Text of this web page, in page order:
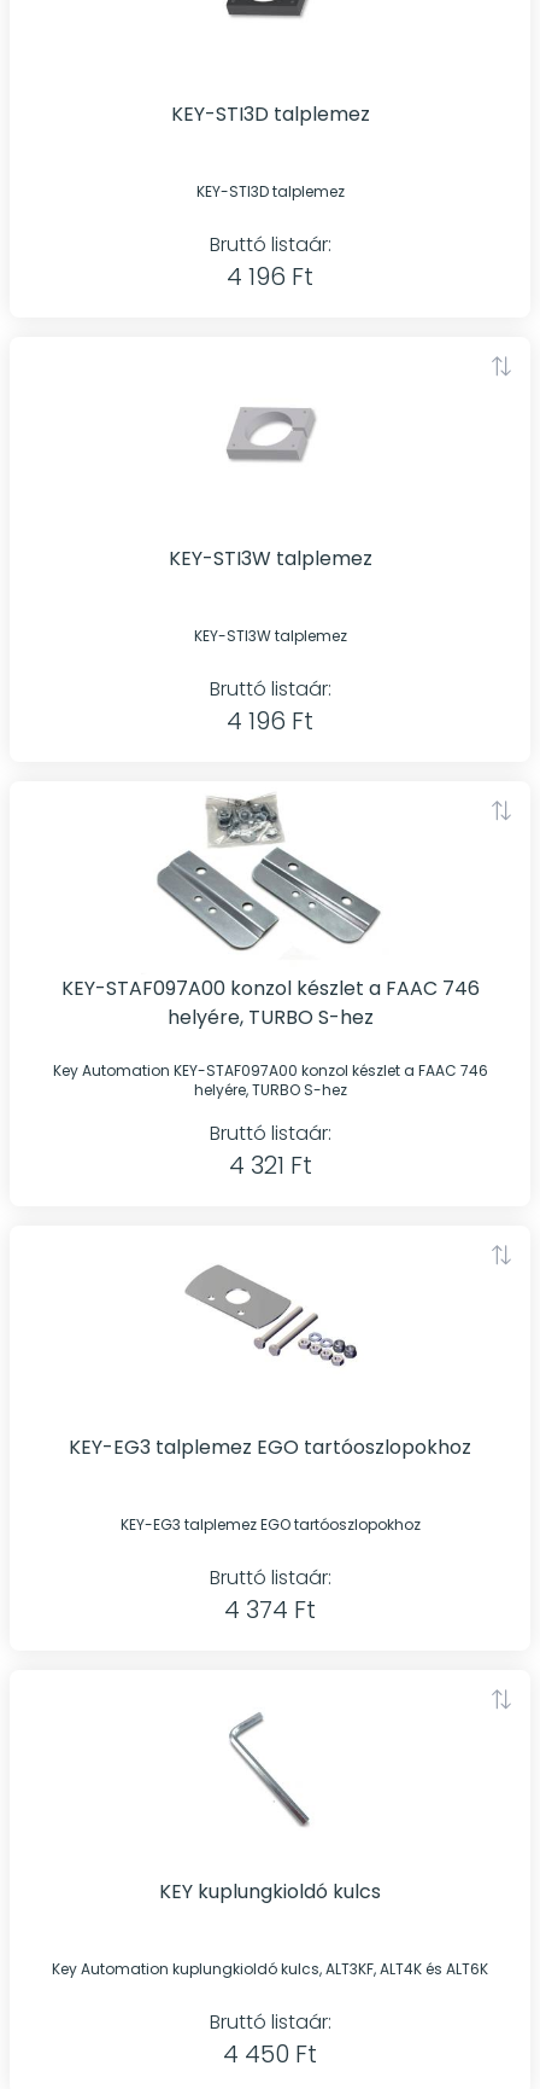
KEY-STI3D talplemez
KEY-STI3D talplemez
Bruttó listaár:
4 196 Ft
KEY-STI3W talplemez
KEY-STI3W talplemez
Bruttó listaár:
4 196 Ft
KEY-STAF097A00 konzol készlet a FAAC 746
helyére, TURBO S-hez
Key Automation KEY-STAF097A00 konzol készlet a FAAC 746
helyére, TURBO S-hez
Bruttó listaár:
4 321 Ft
KEY-EG3 talplemez EGO tartóoszlopokhoz
KEY-EG3 talplemez EGO tartóoszlopokhoz
Bruttó listaár:
4 374 Ft
KEY kuplungkioldó kulcs
Key Automation kuplungkioldó kulcs, ALT3KF, ALT4K és ALT6K
Bruttó listaár:
4 450 Ft